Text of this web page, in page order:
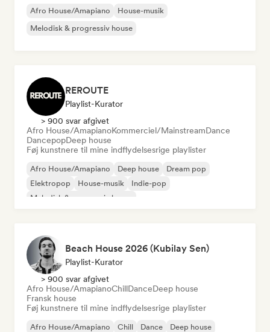
Afro House/Amapiano
House-musik
Melodisk & progressiv house
REROUTE
Playlist-Kurator
> 900 svar afgivet
Afro House/AmapianoKommerciel/MainstreamDance
DancepopDeep house
Føj kunstnere til mine indflydelsesrige playlister
Afro House/Amapiano Deep house
Dream pop
Elektropop
House-musik
Indie-pop
Melodisk & progressiv house
Beach House 2026 (Kubilay Sen)
Playlist-Kurator
> 900 svar afgivet
Afro House/AmapianoChillDanceDeep house
Fransk house
Føj kunstnere til mine indflydelsesrige playlister
Afro House/Amapiano Chill Dance
Deep house